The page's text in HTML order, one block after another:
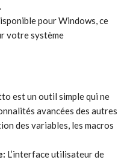
pour Windows, ce
votre système
est un outil simple qui ne
avancées des autres
des variables, les macros
L’interface utilisateur de